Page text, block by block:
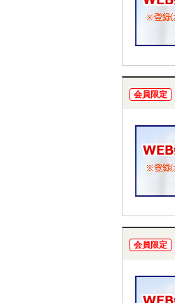
会員限定
会員限定